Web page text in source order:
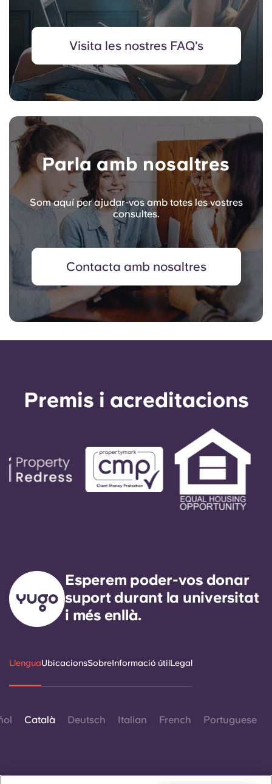
Visita les nostres FAQ's
Parla amb nosaltres
Som aquí per ajudar-vos amb totes les vostres
consultes.
Contacta amb nosaltres
Premis i acreditacions
Esperem poder-vos donar
suport durant la universitat
i més enllà.
LlenguaUbicacionsSobreInformació útilLegal
Català Deutsch Italian French Portuguese